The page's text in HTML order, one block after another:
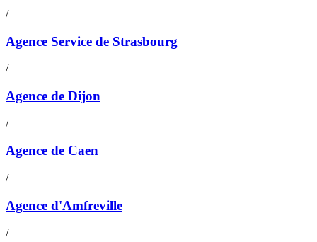
/
Agence Service de Strasbourg
/
Agence de Dijon
/
Agence de Caen
/
Agence d'Amfreville
/